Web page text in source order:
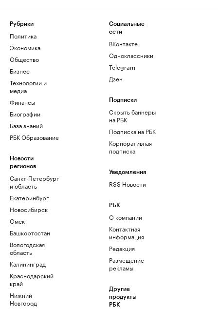
Рубрики
Политика
Экономика
Общество
Бизнес
Технологии и
медиа
Финансы
Биографии
База знаний
РБК Образование
Новости
регионов
Санкт-Петербург
и область
Екатеринбург
Новосибирск
Омск
Башкортостан
Вологодская
область
Калининград
Краснодарский
край
Нижний
Новгород
Социальные
сети
ВКонтакте
Одноклассники
Telegram
Дзен
Подписки
Скрыть баннеры
на РБК
Подписка на РБК
Корпоративная
подписка
Уведомления
RSS Новости
РБК
О компании
Контактная
информация
Редакция
Размещение
рекламы
Другие
продукты
РБК